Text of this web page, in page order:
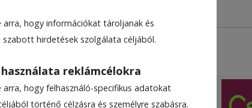
arra, hogy információkat tároljanak és
szabott hirdetések szolgálata céljából.
reklámcélokra
arra, hogy felhasználó-specifikus adatokat
történő célzásra és személyre szabásra.